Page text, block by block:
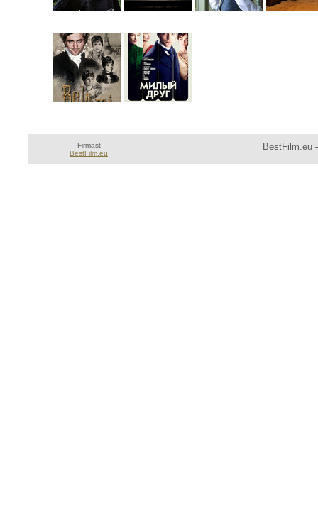
Firmast
BestFilm.eu
BestFilm.eu